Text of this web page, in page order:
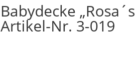
Babydecke
Artikel-Nr. 3-019